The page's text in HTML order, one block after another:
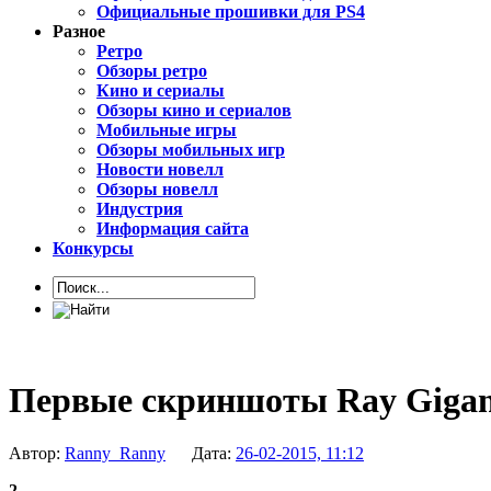
Официальные прошивки для PS4
Разное
Ретро
Обзоры ретро
Кино и сериалы
Обзоры кино и сериалов
Мобильные игры
Обзоры мобильных игр
Новости новелл
Обзоры новелл
Индустрия
Информация сайта
Конкурсы
Первые скриншоты Ray
Автор: Ranny_Ranny Дата: 26-02-2015, 11:12